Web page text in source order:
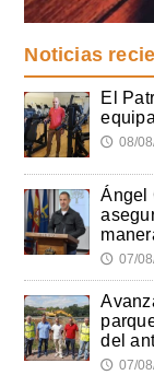
Noticias
El
🕔 08/
Ángel
🕔 07/
del
🕔 07/